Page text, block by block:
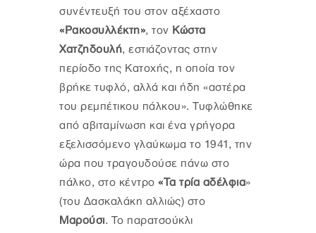
συνέντευξή του στον αξέχαστο
«Ρακοσυλλέκτη», τον Κώστα
Χατζηδουλή, εστιάζοντας στην
περίοδο της Κατοχής, η οποία τον
βρήκε τυφλό, αλλά και ήδη «αστέρα
του ρεμπέτικου πάλκου». Τυφλώθηκε
από αβιταμίνωση και ένα γρήγορα
εξελισσόμενο γλαύκωμα το 1941, την
ώρα που τραγουδούσε πάνω στο
πάλκο, στο κέντρο «Τα τρία αδέλφια»
(του Δασκαλάκη αλλιώς) στο
Μαρούσι. Το παρατσούκλι